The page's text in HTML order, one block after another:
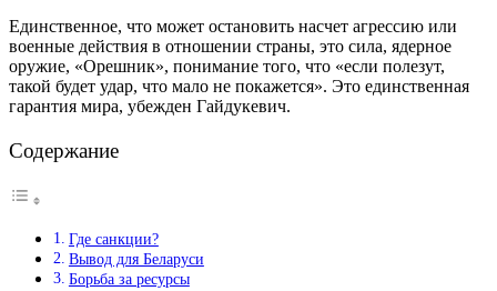
Единственное, что может остановить насчет агрессию или
военные действия в отношении страны, это сила, ядерное
оружие, «Орешник», понимание того, что «если полезут,
такой будет удар, что мало не покажется». Это единственная
гарантия мира, убежден Гайдукевич.
Содержание
Где санкции?
Вывод для Беларуси
Борьба за ресурсы